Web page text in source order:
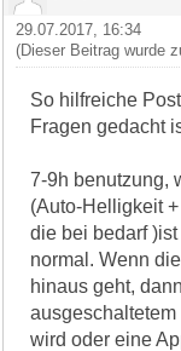
29.07.2017, 16:34
(Dieser Beitrag wurde
So hilfreiche
Fragen gedacht
7-9h benutzung,
(Auto-Helligkeit
die bei bedarf
normal. Wenn
hinaus geht,
wird oder eine